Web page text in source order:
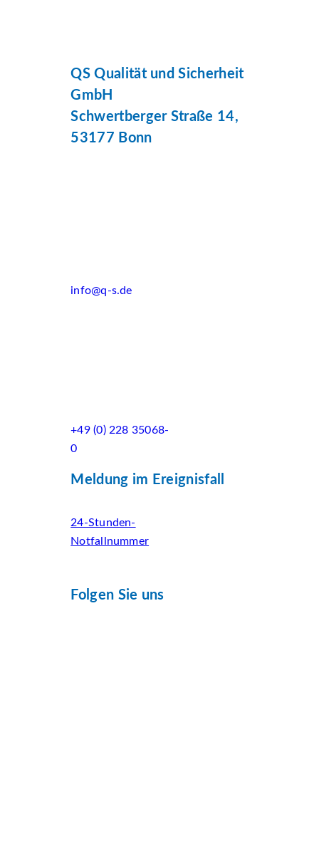
QS Qualität und Sicherheit
GmbH
Schwertberger Straße 14,
53177 Bonn
info@q-s.de
+49 (0) 228 35068-
0
Meldung im Ereignisfall
24-Stunden-
Notfallnummer
Folgen Sie uns